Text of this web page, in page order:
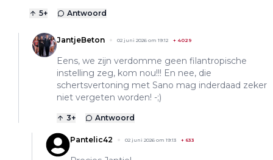
5+ Antwoord
JantjeBeton 02 juni 2026 om 19:12 + 4029
Eens, we zijn verdomme geen filantropische
instelling zeg, kom nou!!! En nee, die
schertsvertoning met Sano mag inderdaad zeker
niet vergeten worden! -;)
3+ Antwoord
Pantelic42 02 juni 2026 om 19:13 + 633